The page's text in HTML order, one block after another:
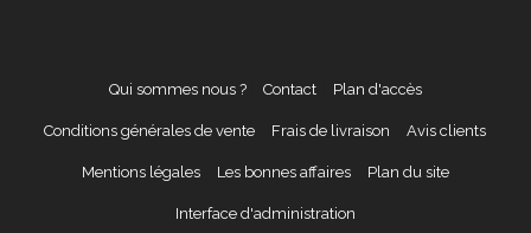
Qui sommes nous ? Contact Plan d'accès
Conditions générales de vente Frais de livraison Avis clients
Mentions légales Les bonnes affaires Plan du site
Interface d'administration